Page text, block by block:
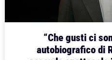
“Che gusti ci
autobiografico di